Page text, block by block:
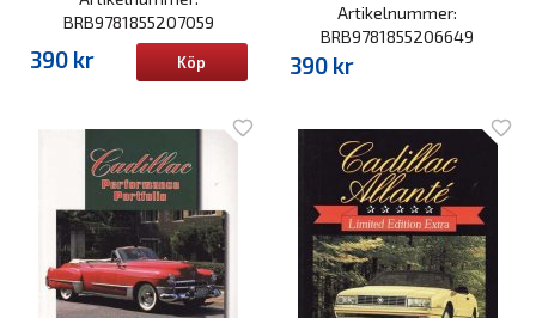
BRB9781855207059
390 kr Köp
Artikelnummer:
BRB9781855206649
390 kr